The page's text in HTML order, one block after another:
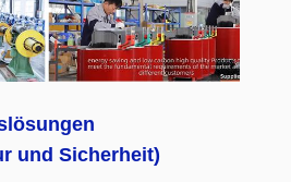
und Sicherheit)